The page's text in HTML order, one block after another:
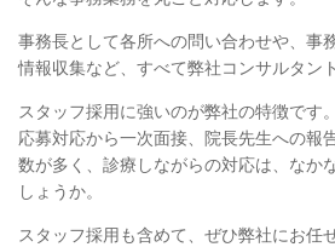
事務長として各所への問い合わせや、事
情報収集など、すべて弊社コンサルタン
スタッフ採用に強いのが弊社の特徴です。
応募対応から一次面接、院長先生への報
数が多く、診療しながらの対応は、なか
しょうか。
スタッフ採用も含めて、ぜひ弊社にお任